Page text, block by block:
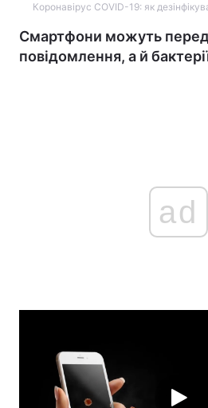
Коронавірус COVID-19: як
Смартфони можуть
повідомлення, а й
ad